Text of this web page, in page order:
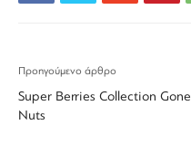
Προηγούμενο άρθρο
Super Berries Collection Gone
Nuts